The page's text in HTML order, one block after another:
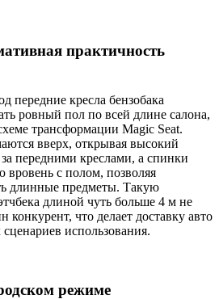
практичность
передние кресла бензобака
ровный пол по всей длине салона,
трансформации Magic Seat.
вверх, открывая высокий
передними креслами, а спинки
вровень с полом, позволяя
длинные предметы. Такую
длиной чуть больше 4 м не
конкурент, что делает доставку авто
использования.
режиме